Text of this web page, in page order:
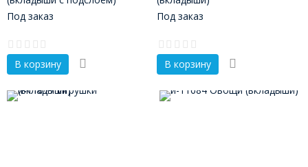
Под заказ
В корзину
Под заказ
В корзину